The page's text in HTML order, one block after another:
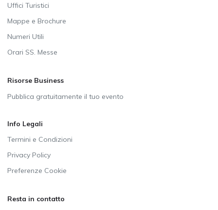
Uffici Turistici
Mappe e Brochure
Numeri Utili
Orari SS. Messe
Risorse Business
Pubblica gratuitamente il tuo evento
Info Legali
Termini e Condizioni
Privacy Policy
Preferenze Cookie
Resta in contatto